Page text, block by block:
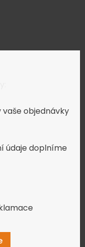
objednávky
údaje doplníme